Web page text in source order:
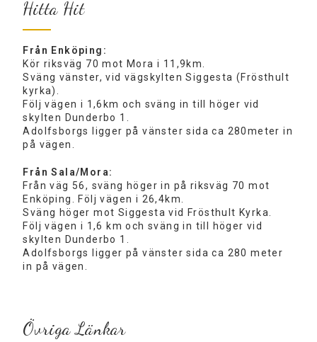
Hitta Hit
Från Enköping:
Kör riksväg 70 mot Mora i 11,9km.
Sväng vänster, vid vägskylten Siggesta (Frösthult
kyrka).
Följ vägen i 1,6km och sväng in till höger vid
skylten Dunderbo 1.
Adolfsborgs ligger på vänster sida ca 280meter in
på vägen.
Från Sala/Mora:
Från väg 56, sväng höger in på riksväg 70 mot
Enköping. Följ vägen i 26,4km.
Sväng höger mot Siggesta vid Frösthult Kyrka.
Följ vägen i 1,6 km och sväng in till höger vid
skylten Dunderbo 1.
Adolfsborgs ligger på vänster sida ca 280 meter
in på vägen.
Övriga Länkar